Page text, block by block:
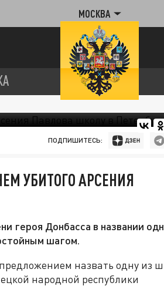
МОСКВА
ПОДПИШИТЕСЬ:
УБИТОГО АРСЕНИЯ
героя Донбасса в названии
шагом.
назвать одну из
народной республики